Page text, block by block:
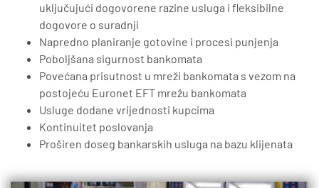
uključujući dogovorene razine usluga i fleksibilne
dogovore o suradnji
Napredno planiranje gotovine i procesi punjenja
Poboljšana sigurnost bankomata
Povećana prisutnost u mreži bankomata s vezom na
postojeću Euronet EFT mrežu bankomata
Usluge dodane vrijednosti kupcima
Kontinuitet poslovanja
Proširen doseg bankarskih usluga na bazu klijenata